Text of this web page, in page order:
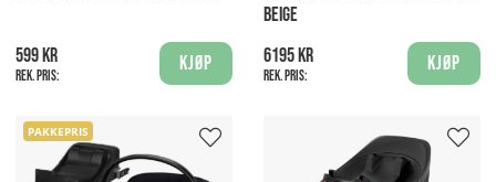
599 kr
Rek. pris:
Kjøp
BEIGE
6195 kr
Rek. pris:
Kjøp
PAKKEPRIS